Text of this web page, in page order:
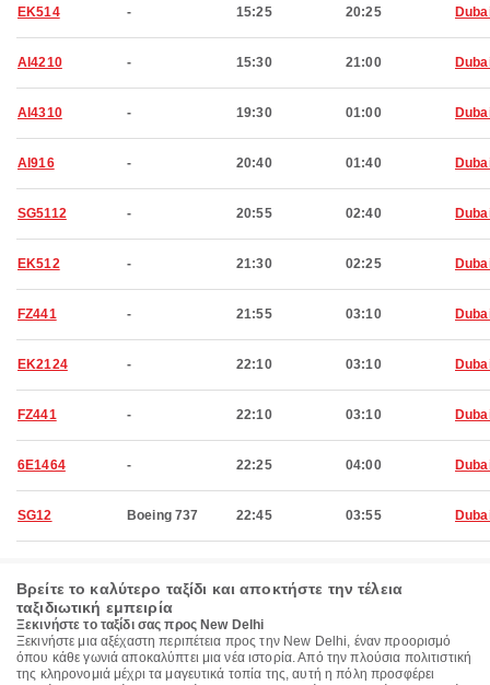
EK514 - 15:25 20:25
AI4210 - 15:30 21:00
AI4310 - 19:30 01:00
AI916 - 20:40 01:40
SG5112 - 20:55 02:40
EK512 - 21:30 02:25
FZ441 - 21:55 03:10
EK2124 - 22:10 03:10
FZ441 - 22:10 03:10
6E1464 - 22:25 04:00
SG12 Boeing 737 22:45 03:55
Βρείτε το καλύτερο ταξίδι και αποκτήστε την τέλεια
ταξιδιωτική εμπειρία
Ξεκινήστε το ταξίδι σας προς New Delhi
Ξεκινήστε μια αξέχαστη περιπέτεια προς την New Delhi, έναν προορισμό
όπου κάθε γωνιά αποκαλύπτει μια νέα ιστορία. Από την πλούσια πολιτιστική
της κληρονομιά μέχρι τα μαγευτικά τοπία της, αυτή η πόλη προσφέρει